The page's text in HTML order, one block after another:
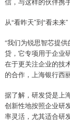
从“看昨天”到“看未来”
“我们为锐思智芯提
贷，它专项用于企业
在于更关注企业的技
的合作，上海银行西
据了解，研发贷是上
创新性地按照企业研
率灵活，尤其适合研